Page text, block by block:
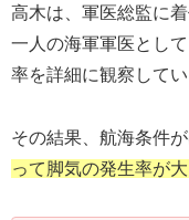
高木は、軍医総監に
一人の海軍軍医とし
率を詳細に観察してい
その結果、航海条件
って脚気の発生率が